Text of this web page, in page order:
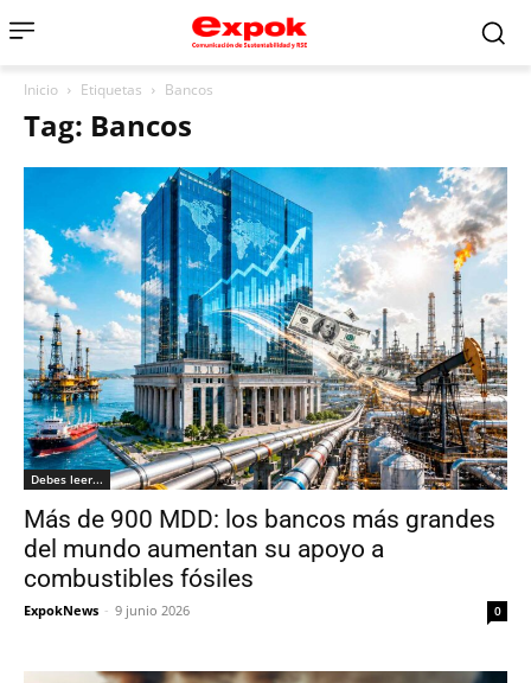
Inicio Etiquetas Bancos
Tag: Bancos
Debes leer...
Más de 900 MDD: los bancos más grandes
del mundo aumentan su apoyo a
combustibles fósiles
ExpokNews - 9 junio 2026 0